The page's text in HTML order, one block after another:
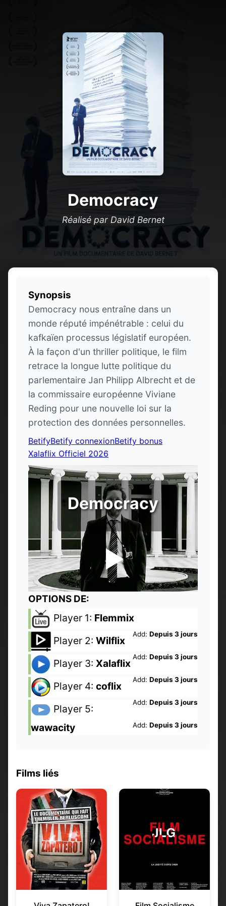
Democracy
Réalisé par David Bernet
Synopsis
Democracy nous entraîne dans un
monde réputé impénétrable : celui du
kafkaïen processus législatif européen.
À la façon d'un thriller politique, le film
retrace la longue lutte politique du
parlementaire Jan Philipp Albrecht et de
la commissaire européenne Viviane
Reding pour une nouvelle loi sur la
protection des données personnelles.
BetifyBetify connexionBetify bonus
Xalaflix Officiel 2026
Democracy
OPTIONS DE:
Player 1: Flemmix
Add: Depuis 3 jours
Player 2: Wilflix
Add: Depuis 3 jours
Player 3: Xalaflix
Add: Depuis 3 jours
Player 4: coflix
Add: Depuis 3 jours
Player 5:
wawacity
Add: Depuis 3 jours
Films liés